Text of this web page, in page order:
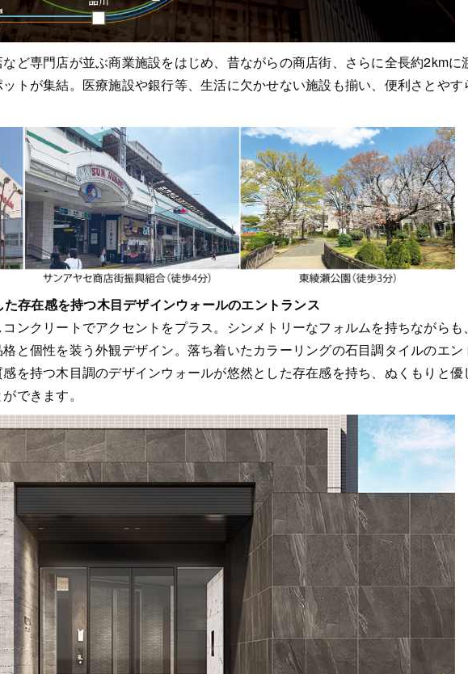
ど専門店が並ぶ商業施設をはじめ、昔ながらの商店街、さらに全長約2kmに
トが集結。医療施設や銀行等、生活に欠かせない施設も揃い、便利さとやす
存在感を持つ木目デザインウォールのエントランス
ンクリートでアクセントをプラス。シンメトリーなフォルムを持ちながらも
と個性を装う外観デザイン。落ち着いたカラーリングの石目調タイルのエン
を持つ木目調のデザインウォールが悠然とした存在感を持ち、ぬくもりと優
できます。